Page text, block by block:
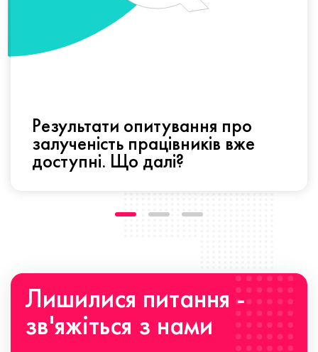
Результати опитування про
залученість працівників вже
доступні. Що далі?
Лишилися питання -
зв'яжіться з нами